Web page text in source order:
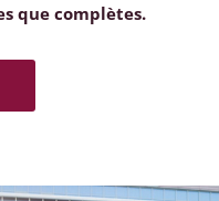
que complètes.